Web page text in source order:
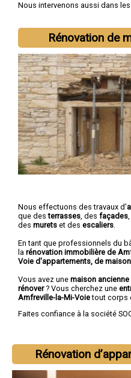
Nous intervenons aussi dans
Elbeuf
Rénovation de
Nous effectuons des travaux d'
que desterrasses , des façades
des murets et des escaliers
En tant que professionnels du
la rénovation immobilière de
Voie d'appartements, de
Vous avez une maison
rénover? Vous cherchez une
Amfreville-la-Mi-Voietout corps
Faites confiance à la société
Rénovation